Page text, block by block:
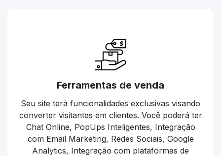
Ferramentas de venda
Seu site terá funcionalidades exclusivas visando
converter visitantes em clientes. Você poderá ter
Chat Online, PopUps Inteligentes, Integração
com Email Marketing, Redes Sociais, Google
Analytics, Integração com plataformas de